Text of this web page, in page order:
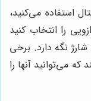
استفاده می‌کنید،
را انتخاب کنید
نگه دارد. برخی
که می‌توانید آنها را